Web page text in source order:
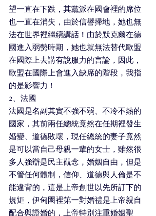
望一直在下跌，其黨派在國會裡的席位
也一直在消失，由於信譽掃地，她也無
法在世界裡繼續講話！由於默克爾在德
國進入弱勢時期，她也就無法替代歐盟
在國際上去講有說服力的言論，因此，
歐盟在國際上會進入缺席的階段，我指
的是影響力！
2、法國
法國是名副其實不強不弱、不冷不熱的
國家，其前兩任總統竟然在任期裡發生
婚變、道德敗壞，現任總統的妻子竟然
是可以當自己母親一輩的女士，雖然很
多人強辯是民主觀念，婚姻自由，但是
不管任何體制，信仰、道德與人倫是不
能違背的，這是上帝創世以先所訂下的
規矩，伊甸園裡第一對婚禮是上帝親自
配合與證婚的，上帝特別注重婚姻聖